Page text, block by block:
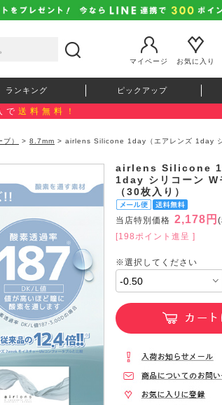
マイページ
お気に入り
ランキング ピックアップ
で 送料無料！
） > 8.7mm > airlens Silicone 1day（エアレンズ 1day シ
airlens Silicone
1day シリコーン W
（30枚入り）
当店特別価格 2,178円
[198ポイント進呈 ]